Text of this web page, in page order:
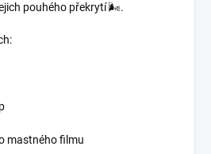
pouhého překrytí 🌬️.
mastného filmu